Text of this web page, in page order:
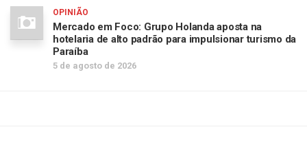
OPINIÃO
Mercado em Foco: Grupo Holanda aposta na
hotelaria de alto padrão para impulsionar turismo da
Paraíba
5 de agosto de 2026